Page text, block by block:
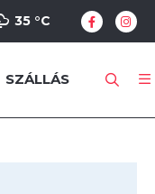
35 °C
SZÁLLÁS